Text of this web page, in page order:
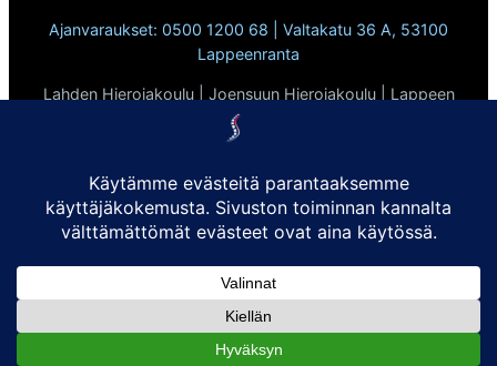
Ajanvaraukset: 0500 1200 68 | Valtakatu 36 A, 53100
Lappeenranta
Lahden Hierojakoulu | Joensuun Hierojakoulu | Lappeen
Hierojakoulu
Vuodesta 2010
Tietosuojaseloste
Evästekäytännöt:
seuraimia. Käytämme ainoastaan evästeitä, jotka ovat
sivuston toimivuuden kannalta välttämättömiä.